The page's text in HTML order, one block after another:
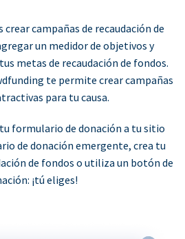
crear campañas de recaudación de
un medidor de objetivos y
metas de recaudación de fondos.
te permite crear campañas
para tu causa.
formulario de donación a tu sitio
de donación emergente, crea tu
de fondos o utiliza un botón de
¡tú eliges!